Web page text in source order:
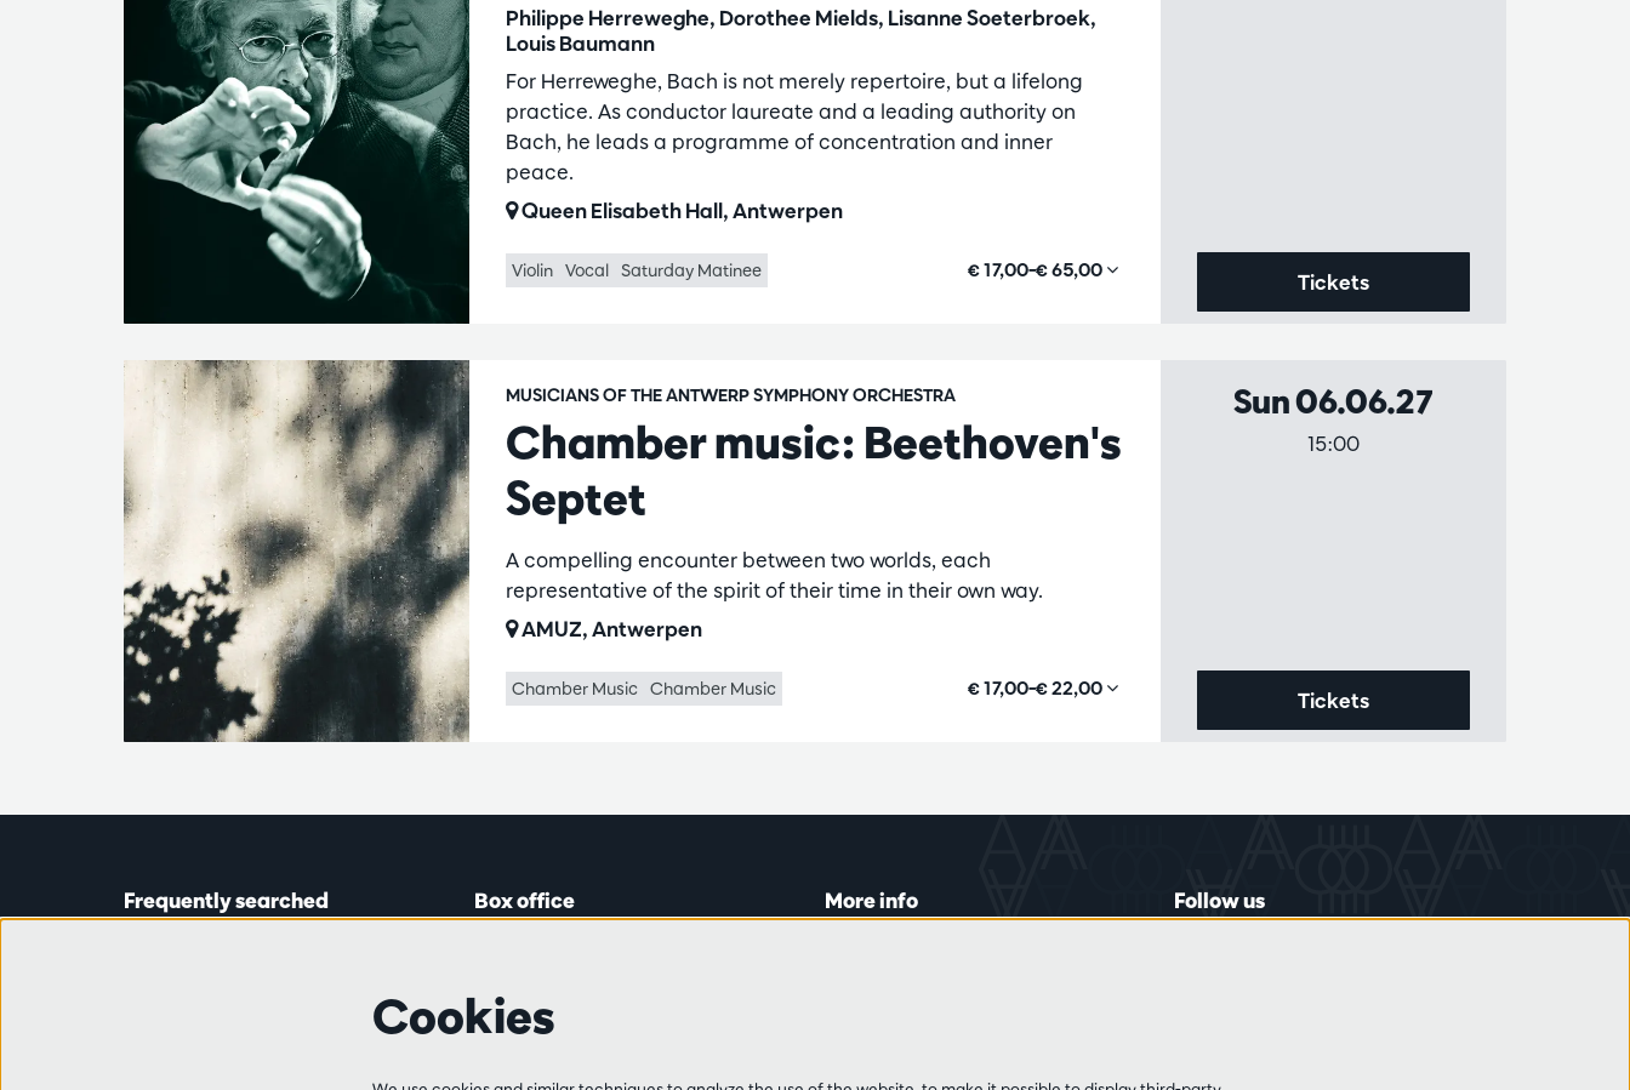
Philippe Herreweghe, Dorothee Mields, Lisanne Soeterbroek,
Louis Baumann
For Herreweghe, Bach is not merely repertoire, but a lifelong
practice. As conductor laureate and a leading authority on
Bach, he leads a programme of concentration and inner
peace.
Queen Elisabeth Hall, Antwerpen
Violin Vocal Saturday Matinee € 17,00–€ 65,00 Tickets
Chamber music: Beethoven's
Septet
MUSICIANS OF THE ANTWERP SYMPHONY ORCHESTRA
A compelling encounter between two worlds, each
representative of the spirit of their time in their own way.
AMUZ, Antwerpen
Chamber Music Chamber Music € 17,00–€ 22,00
Sun 06.06.27
15:00
Tickets
Frequently searched Box office
from 14:00 to 16:45.
More info Follow us
Cookies